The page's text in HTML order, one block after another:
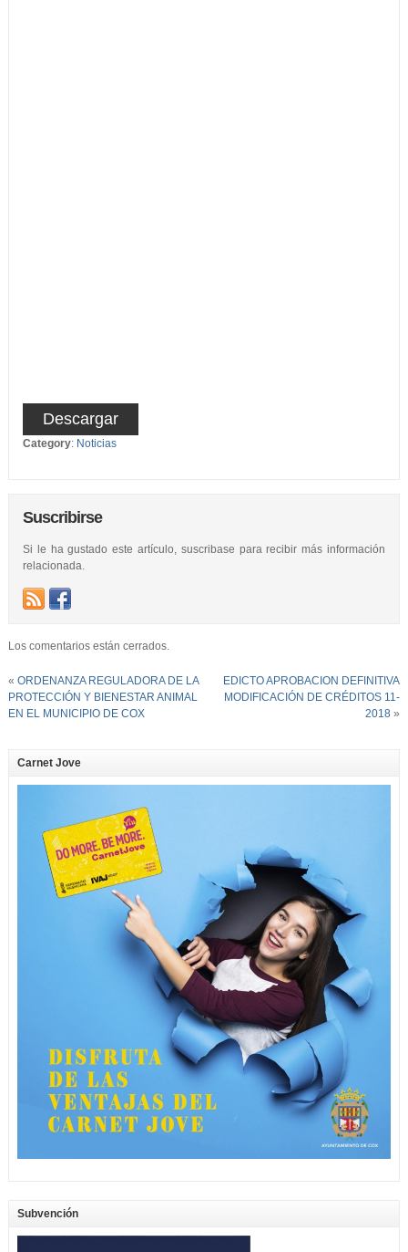
Descargar
Category: Noticias
Suscribirse
Si le ha gustado este artículo, suscribase para recibir más información
relacionada.
Los comentarios están cerrados.
« ORDENANZA REGULADORA DE LA
PROTECCIÓN Y BIENESTAR ANIMAL
EN EL MUNICIPIO DE COX
EDICTO APROBACION DEFINITIVA
MODIFICACIÓN DE CRÉDITOS 11-
2018 »
Carnet Jove
Subvención